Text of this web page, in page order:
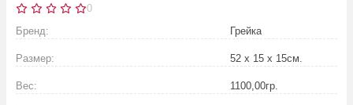
0
Бренд:
Грейка
Размер: 52 х 15 х 15см.
Вес: 1100,00гр.